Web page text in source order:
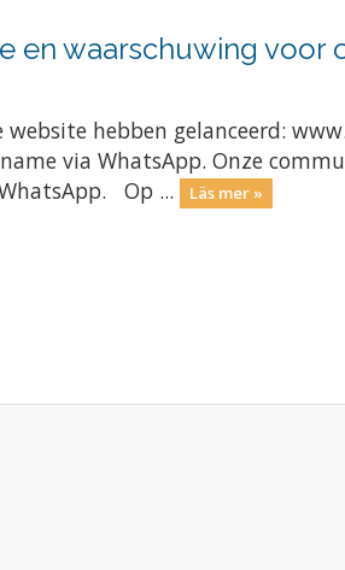
en waarschuwing voor
hebben gelanceerd:
via WhatsApp. Onze
Op ...
Läs mer »